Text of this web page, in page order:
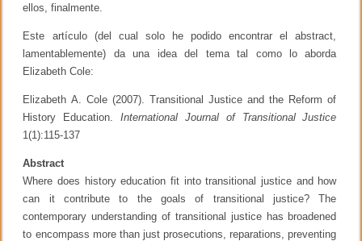
ellos, finalmente.
Este artículo (del cual solo he podido encontrar el abstract,
lamentablemente) da una idea del tema tal como lo aborda
Elizabeth Cole:
Elizabeth A. Cole (2007). Transitional Justice and the Reform of
History Education.International Journal of Transitional Justice
1(1):115-137
Abstract
Where does history education fit into transitional justice and how
can it contribute to the goals of transitional justice? The
contemporary understanding of transitional justice has broadened
to encompass more than just prosecutions, reparations, preventing